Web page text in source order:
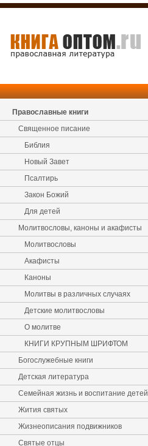
Православные книги
Священное писание
Библия
Новый Завет
Псалтирь
Закон Божий
Для детей
Молитвословы, каноны и акафисты
Молитвословы
Акафисты
Каноны
Молитвы в различных случаях
Детские молитвословы
О молитве
КНИГИ КРУПНЫМ ШРИФТОМ
Богослужебные книги
Детская литература
Семейная жизнь и воспитание детей
Жития святых
Жизнеописания подвижников
Святые отцы